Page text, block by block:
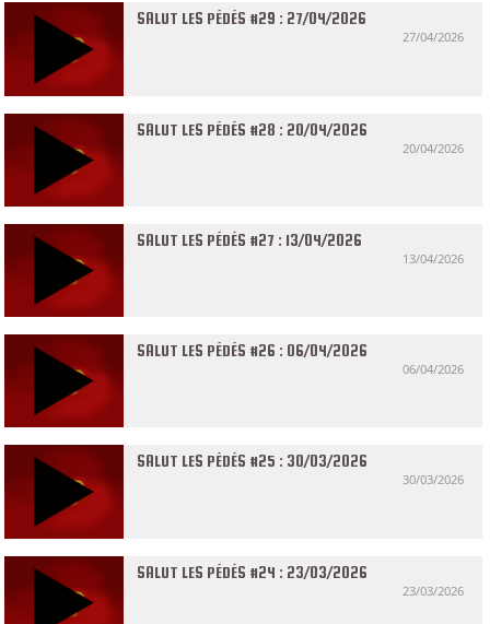
SALUT LES PÉDÉS #29 : 27/04/2026
27/04/2026
SALUT LES PÉDÉS #28 : 20/04/2026
20/04/2026
SALUT LES PÉDÉS #27 : 13/04/2026
13/04/2026
SALUT LES PÉDÉS #26 : 06/04/2026
06/04/2026
SALUT LES PÉDÉS #25 : 30/03/2026
30/03/2026
SALUT LES PÉDÉS #24 : 23/03/2026
23/03/2026